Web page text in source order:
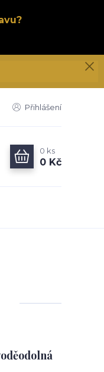
Přihlášení
0 ks
0 Kč